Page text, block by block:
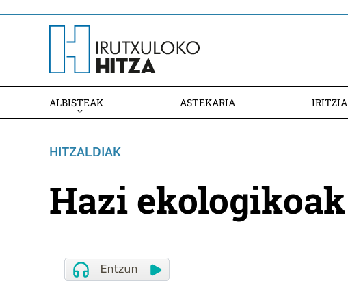
ALBISTEAK ASTEKARIA IRITZIA
HITZALDIAK
Hazi ekologikoak